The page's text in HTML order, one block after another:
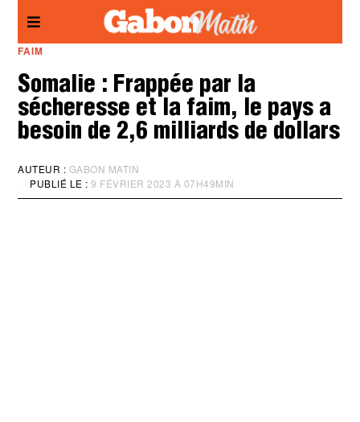
FAIM
Somalie : Frappée par la
sécheresse et la faim, le pays a
besoin de 2,6 milliards de dollars
AUTEUR : GABON MATIN
PUBLIÉ LE : 9 FÉVRIER 2023 À 07H49MIN
I
Panneau de gestion des cookies